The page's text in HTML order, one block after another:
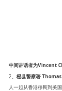
中间讲话者为Vincent
2。 橙县警察署 Thomas
人一起从香港移民到美